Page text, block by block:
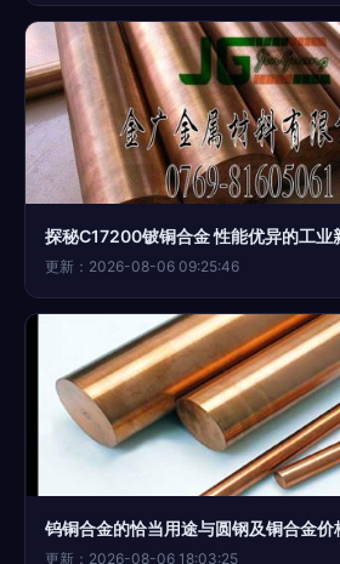
探秘C17200铍铜合金 性能优异的工业
更新：2026-08-06 09:25:46
钨铜合金的恰当用途与圆钢及铜合金价
更新：2026-08-06 18:03:25